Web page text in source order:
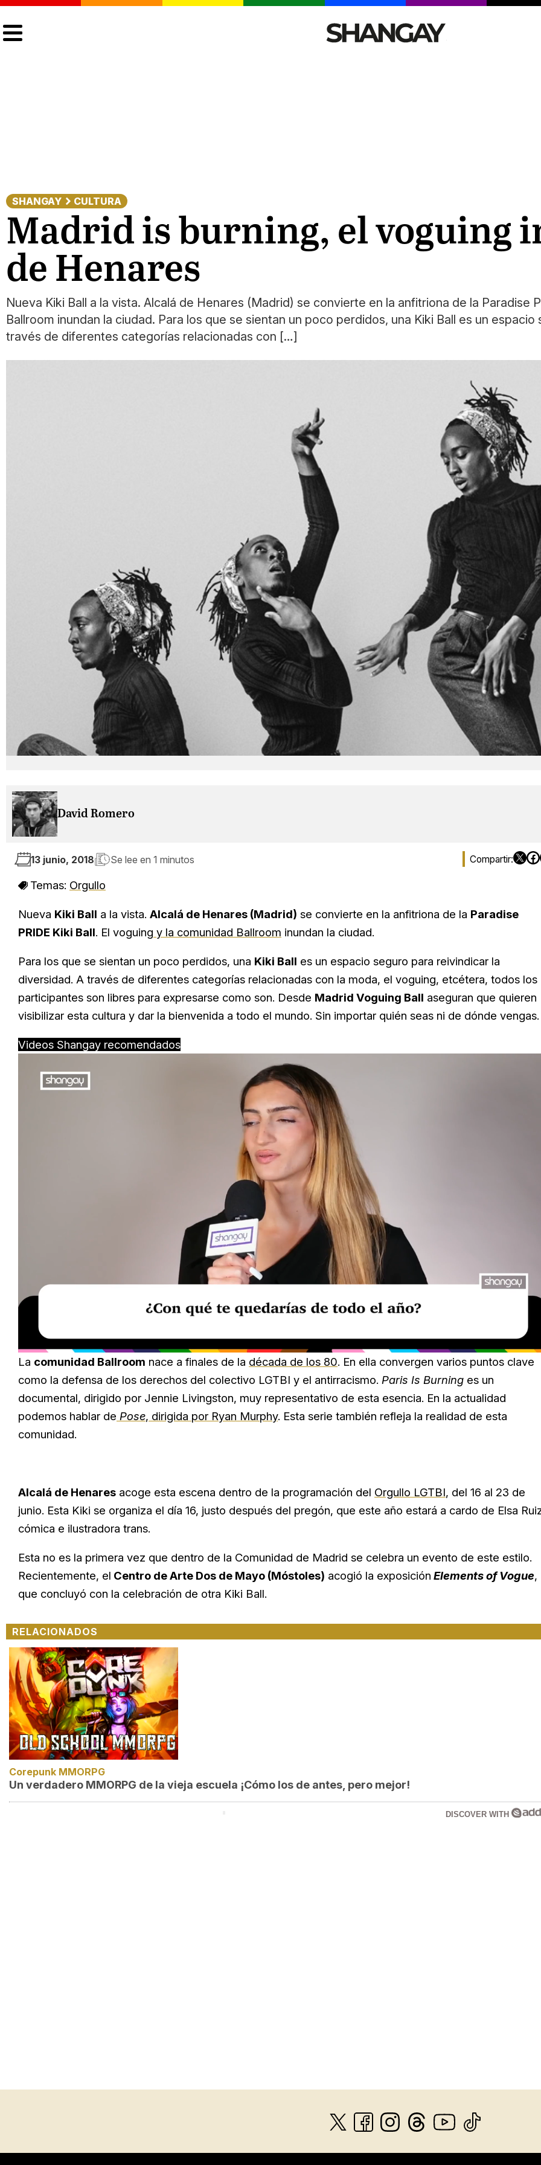
SHANGAY CULTURA
Madrid is burning, el voguing
de Henares
Nueva Kiki Ball a la vista. Alcalá de Henares (Madrid) se convierte en la anfitriona de la Paradise
Ballroom inundan la ciudad. Para los que se sientan un poco perdidos, una Kiki Ball es un
través de diferentes categorías relacionadas con […]
David Romero
13 junio, 2018 Se lee en 1 minutos
Temas: Orgullo
Nueva Kiki Ball a la vista. Alcalá de Henares (Madrid) se convierte en la anfitriona de la Paradise
PRIDE Kiki Ball. El voguing y la comunidad Ballroom inundan la ciudad.
Para los que se sientan un poco perdidos, una Kiki Ball es un espacio seguro para reivindicar la
diversidad. A través de diferentes categorías relacionadas con la moda, el voguing, etcétera, todos los
participantes son libres para expresarse como son. Desde Madrid Voguing Ball aseguran que quieren
visibilizar esta cultura y dar la bienvenida a todo el mundo. Sin importar quién seas ni de dónde vengas.
Videos Shangay recomendados
39.56%
La comunidad Ballroom nace a finales de la década de los 80. En ella convergen varios puntos clave
como la defensa de los derechos del colectivo LGTBI y el antirracismo. Paris Is Burning es un
documental, dirigido por Jennie Livingston, muy representativo de esta esencia. En la actualidad
podemos hablar de Pose, dirigida por Ryan Murphy. Esta serie también refleja la realidad de esta
comunidad.
Alcalá de Henares acoge esta escena dentro de la programación del Orgullo LGTBI, del 16 al 23 de
junio. Esta Kiki se organiza el día 16, justo después del pregón, que este año estará a cardo de Elsa
cómica e ilustradora trans.
Esta no es la primera vez que dentro de la Comunidad de Madrid se celebra un evento de este estilo.
Recientemente, el Centro de Arte Dos de Mayo (Móstoles) acogió la exposición Elements of Vogue,
que concluyó con la celebración de otra Kiki Ball.
RELACIONADOS
Corepunk MMORPG
Un verdadero MMORPG de la vieja escuela ¡Cómo los de antes, pero mejor!
DISCOVER WITH